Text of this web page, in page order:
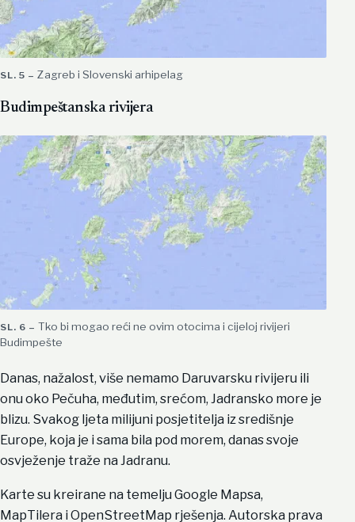
Zagreb i Slovenski arhipelag
Budimpeštanska rivijera
Tko bi mogao reći ne ovim otocima i cijeloj rivijeri
Budimpešte
Danas, nažalost, više nemamo Daruvarsku rivijeru ili
onu oko Pečuha, međutim, srećom, Jadransko more je
blizu. Svakog ljeta milijuni posjetitelja iz središnje
Europe, koja je i sama bila pod morem, danas svoje
osvježenje traže na Jadranu.
Karte su kreirane na temelju Google Mapsa,
MapTilera i OpenStreetMap rješenja. Autorska prava